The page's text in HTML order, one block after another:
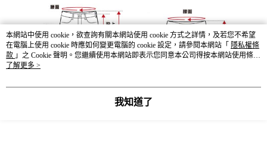
本網站中使用 cookie，欲查詢有關本網站使用 cookie 方式之詳情，及若您不希望
在電腦上使用 cookie 時應如何變更電腦的 cookie 設定，請參閱本網站「 隱私權條
款 」之 Cookie 聲明。您繼續使用本網站即表示您同意本公司得按本網站使用條款
之 Cookie 聲明使用 cookie。
了解更多 >
我知道了